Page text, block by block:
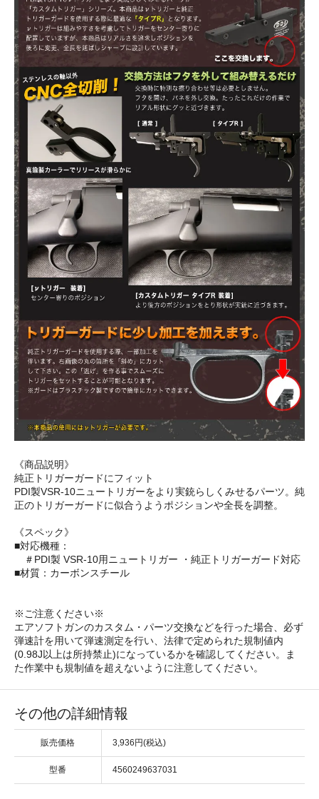
《商品説明》
純正トリガーガードにフィット
PDI製VSR-10ニュートリガーをより実銃らしくみせるパーツ。純
正のトリガーガードに似合うようポジションや全長を調整。
《スペック》
■対応機種：
＃PDI製 VSR-10用ニュートリガー ・純正トリガーガード対応
■材質：カーボンスチール
※ご注意ください※
エアソフトガンのカスタム・パーツ交換などを行った場合、必ず
弾速計を用いて弾速測定を行い、法律で定められた規制値内
(0.98J以上は所持禁止)になっているかを確認してください。ま
た作業中も規制値を超えないように注意してください。
その他の詳細情報
販売価格 3,936円(税込)
型番 4560249637031